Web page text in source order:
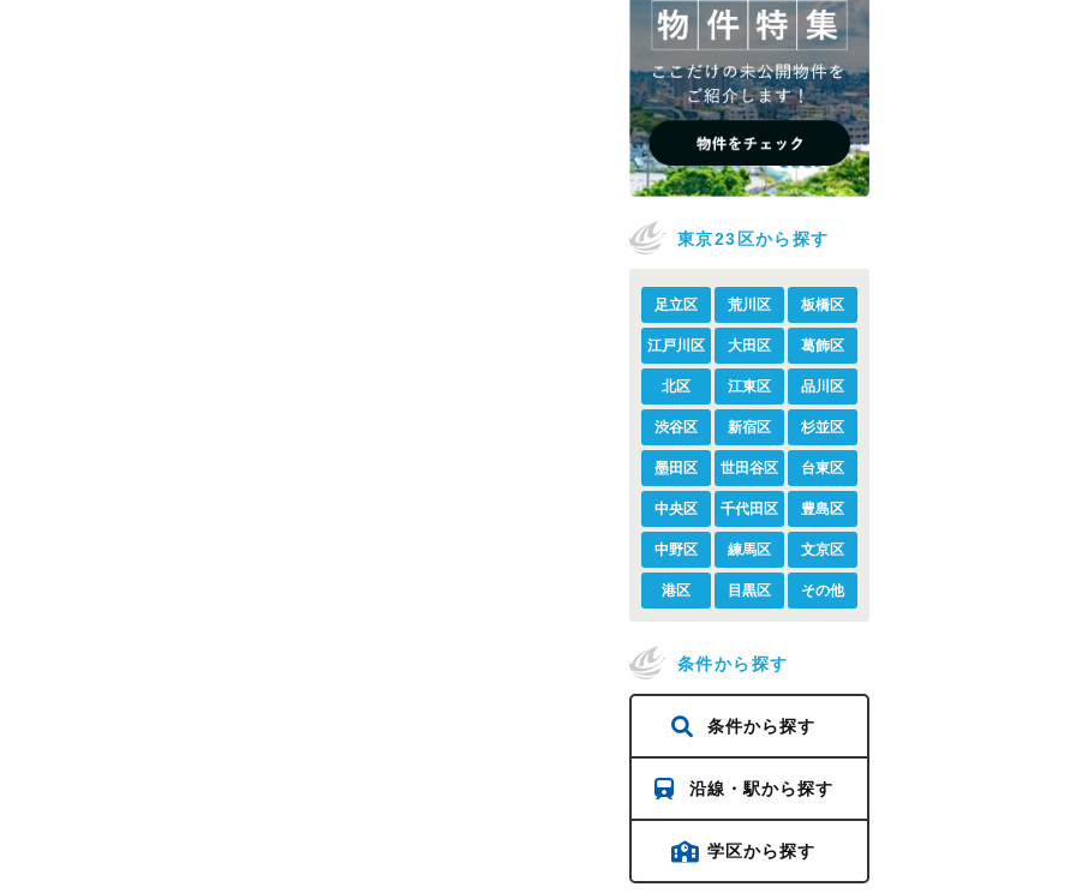
東京23区から探す
足立区 荒川区 板橋区
江戸川区 大田区 葛飾区
北区 江東区 品川区
渋谷区 新宿区 杉並区
墨田区 世田谷区 台東区
中央区 千代田区 豊島区
中野区 練馬区 文京区
港区 目黒区 その他
条件から探す
条件から探す
沿線・駅から探す
学区から探す